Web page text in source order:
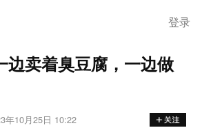
登录
边卖着臭豆腐，一边做
年10月25日 10:22